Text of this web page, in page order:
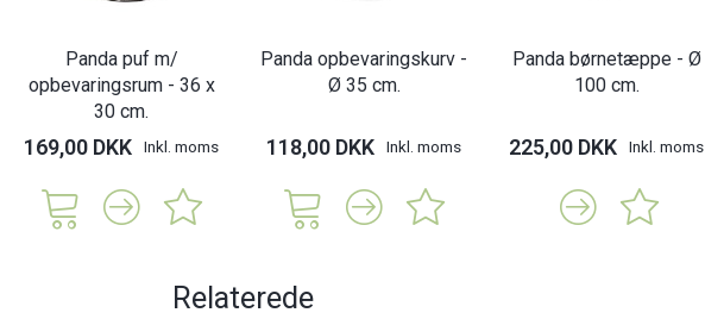
Panda puf m/
opbevaringsrum - 36 x
30 cm.
169,00 DKK Inkl. moms
Panda opbevaringskurv -
Ø 35 cm.
118,00 DKK Inkl. moms
Panda børnetæppe - Ø
100 cm.
225,00 DKK Inkl. moms
Relaterede